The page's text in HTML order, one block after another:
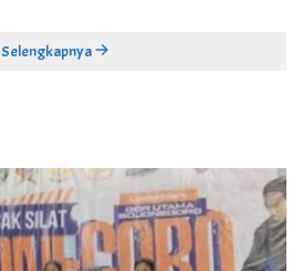
Selengkapnya